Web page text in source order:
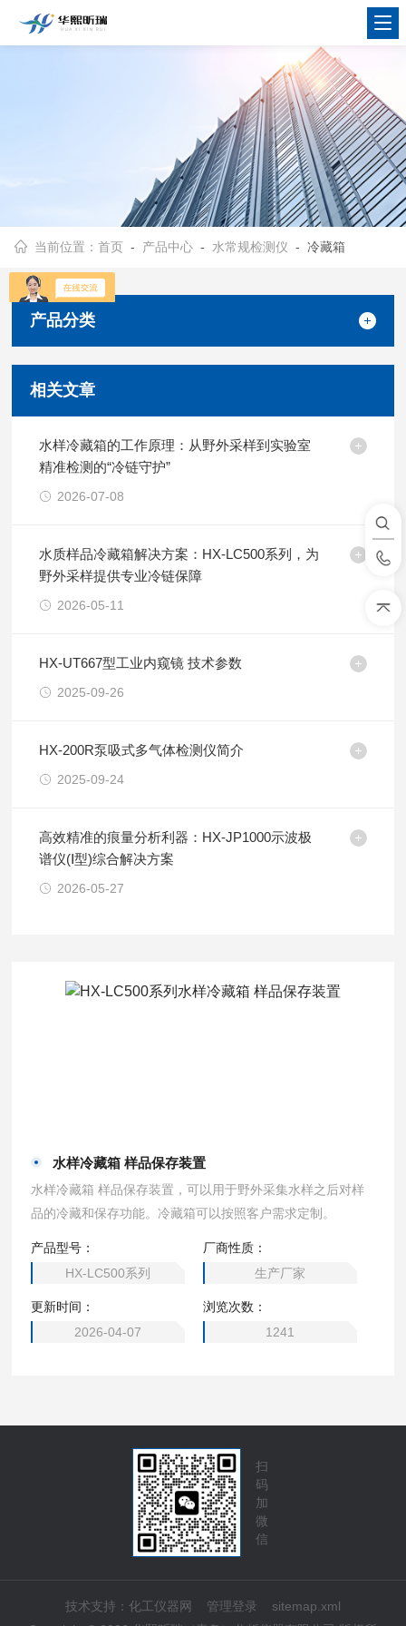
当前位置：首页 - 产品中心 - 水常规检测仪 - 冷藏箱
产品分类
相关文章
水样冷藏箱的工作原理：从野外采样到实验室
精准检测的“冷链守护”
2026-07-08
水质样品冷藏箱解决方案：HX-LC500系列，为
野外采样提供专业冷链保障
2026-05-11
HX-UT667型工业内窥镜 技术参数
2025-09-26
HX-200R泵吸式多气体检测仪简介
2025-09-24
高效精准的痕量分析利器：HX-JP1000示波极
谱仪(Ⅰ型)综合解决方案
2026-05-27
水样冷藏箱 样品保存装置
水样冷藏箱 样品保存装置，可以用于野外采集水样之后对样
品的冷藏和保存功能。冷藏箱可以按照客户需求定制。
产品型号：
HX-LC500系列
厂商性质：
生产厂家
更新时间：
2026-04-07
浏览次数：
1241
扫
码
加
微
信
技术支持： 化工仪器网 管理登录
sitemap.xml